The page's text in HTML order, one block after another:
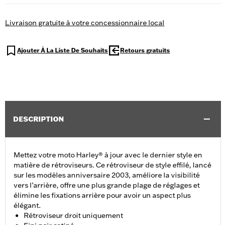
Livraison gratuite à votre concessionnaire local
Ajouter À La Liste De Souhaits Retours gratuits
DESCRIPTION
Mettez votre moto Harley® à jour avec le dernier style en
matière de rétroviseurs. Ce rétroviseur de style effilé, lancé
sur les modèles anniversaire 2003, améliore la visibilité
vers l’arrière, offre une plus grande plage de réglages et
élimine les fixations arrière pour avoir un aspect plus
élégant.
Rétroviseur droit uniquement